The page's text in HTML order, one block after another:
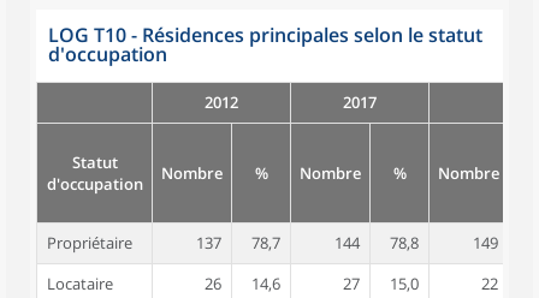
LOG T10 - Résidences principales selon le statut
d'occupation
2012 2017
Statut
d'occupation
Nombre % Nombre % Nombre
Propriétaire 137 78,7 144 78,8 149
Locataire
26 14,6 27 15,0 22